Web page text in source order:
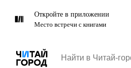
Откройте в приложении
Место встречи с книгами